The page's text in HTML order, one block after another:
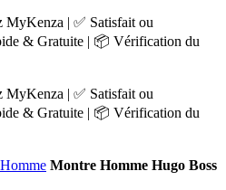
MyKenza | ✅ Satisfait ou
& Gratuite | 📦 Vérification du
MyKenza | ✅ Satisfait ou
& Gratuite | 📦 Vérification du
Montre Homme Hugo Boss